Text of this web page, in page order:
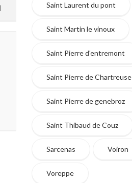
Saint Laurent du pont
Saint Martin le vinoux
Saint Pierre d'entremont
Saint Pierre de Chartreuse
Saint Pierre de genebroz
Saint Thibaud de Couz
Sarcenas Voiron
Voreppe